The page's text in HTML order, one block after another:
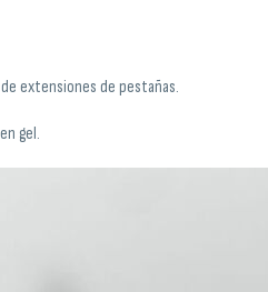
extensiones de pestañas.
gel.